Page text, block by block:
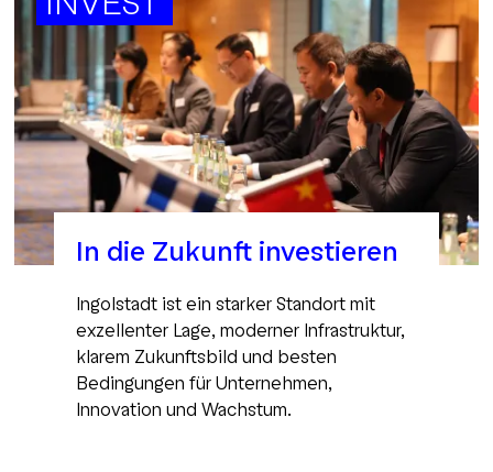
In die Zukunft investieren
Ingolstadt ist ein starker Standort mit
exzellenter Lage, moderner Infrastruktur,
klarem Zukunftsbild und besten
Bedingungen für Unternehmen,
Innovation und Wachstum.